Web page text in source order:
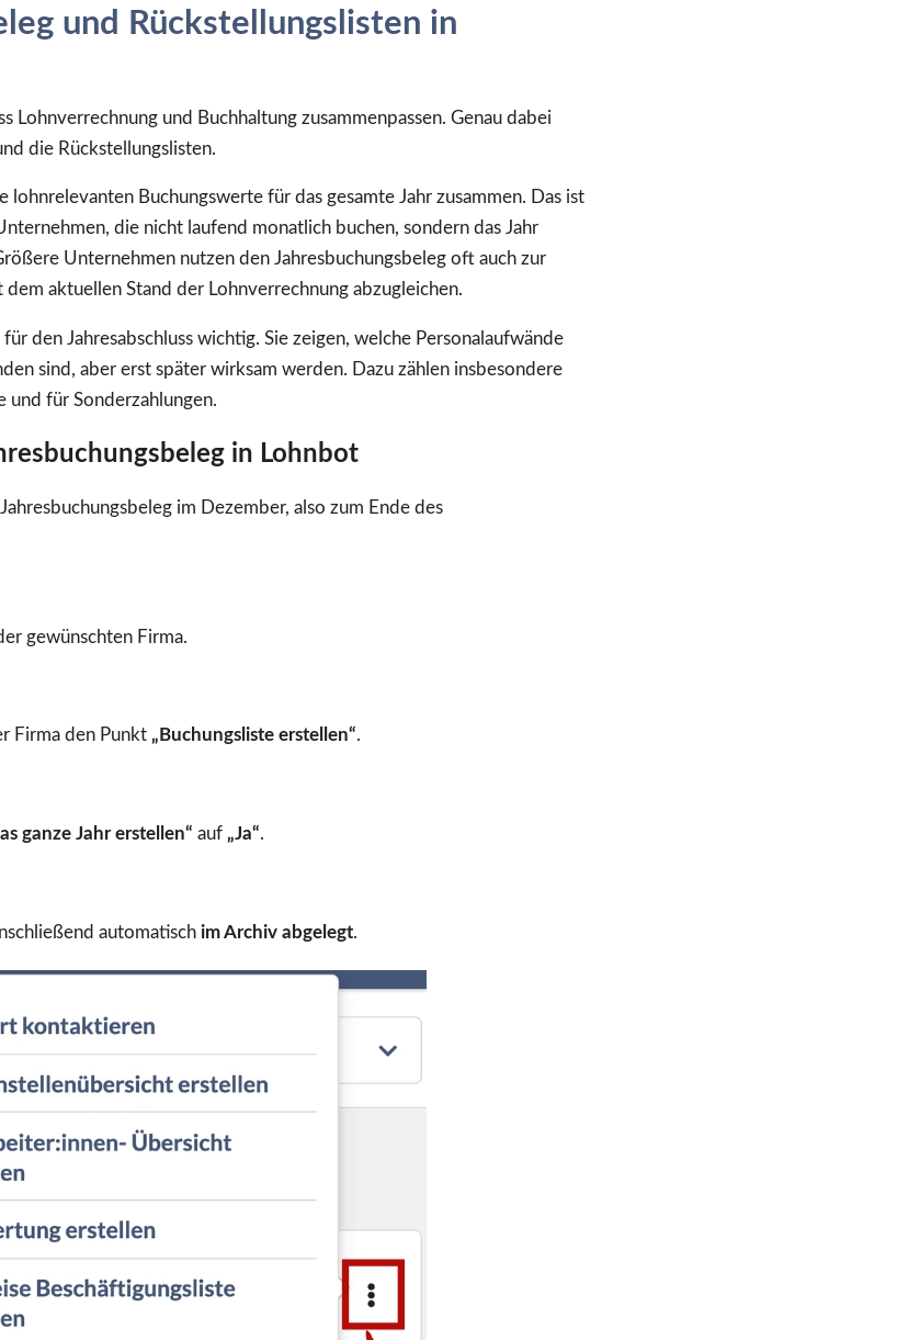
und Rückstellungslisten in
Lohnverrechnung und Buchhaltung zusammenpassen. Genau dabei
die Rückstellungslisten.
lohnrelevanten Buchungswerte für das gesamte Jahr zusammen. Das ist
die nicht laufend monatlich buchen, sondern das Jahr
Unternehmen nutzen den Jahresbuchungsbeleg oft auch zur
aktuellen Stand der Lohnverrechnung abzugleichen.
den Jahresabschluss wichtig. Sie zeigen, welche Personalaufwände
sind, aber erst später wirksam werden. Dazu zählen insbesondere
und für Sonderzahlungen.
in Lohnbot
im Dezember, also zum Ende des
gewünschten Firma.
Firma den Punkt „Buchungsliste erstellen“.
ganze Jahr erstellen“ auf „Ja“.
automatisch im Archiv abgelegt.